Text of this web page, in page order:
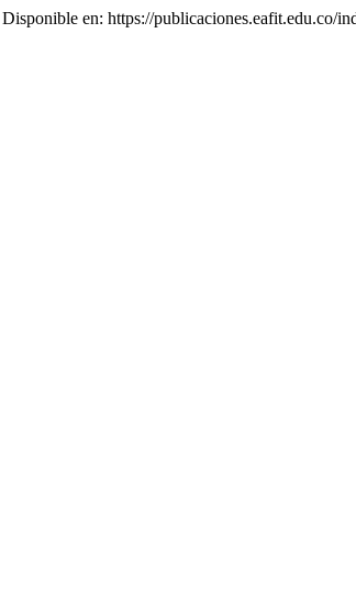
en: https://publicaciones.eafit.edu.co/